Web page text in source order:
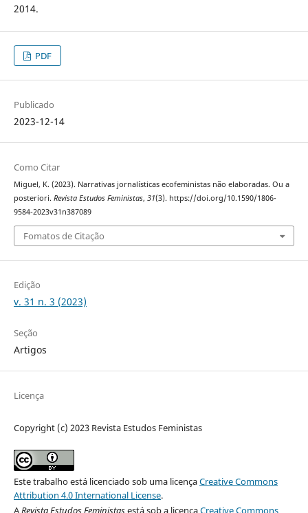
2014.
PDF
Publicado
2023-12-14
Como Citar
Miguel, K. (2023). Narrativas jornalísticas ecofeministas não elaboradas. Ou a
posteriori. Revista Estudos Feministas, 31(3). https://doi.org/10.1590/1806-
9584-2023v31n387089
Fomatos de Citação
Edição
v. 31 n. 3 (2023)
Seção
Artigos
Licença
Copyright (c) 2023 Revista Estudos Feministas
Este trabalho está licenciado sob uma licençaCreative Commons
Attribution 4.0 International License.
ARevista Estudos Feministasestá sob a licençaCreative Commons